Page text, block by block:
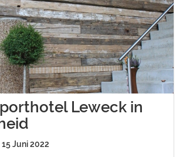
Leweck in
Juni 2022